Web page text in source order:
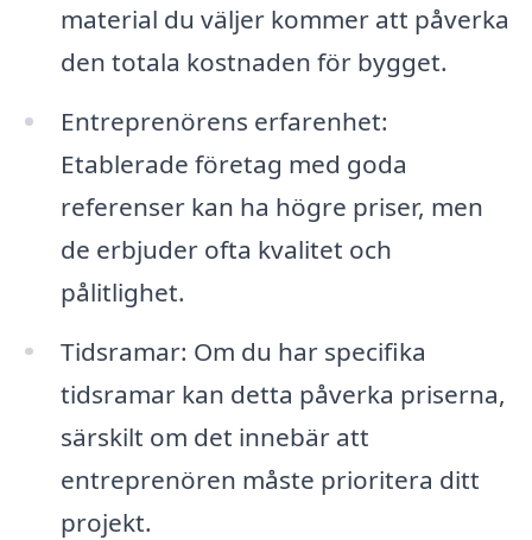
material du väljer kommer att påverka
den totala kostnaden för bygget.
Entreprenörens erfarenhet:
Etablerade företag med goda
referenser kan ha högre priser, men
de erbjuder ofta kvalitet och
pålitlighet.
Tidsramar: Om du har specifika
tidsramar kan detta påverka priserna,
särskilt om det innebär att
entreprenören måste prioritera ditt
projekt.